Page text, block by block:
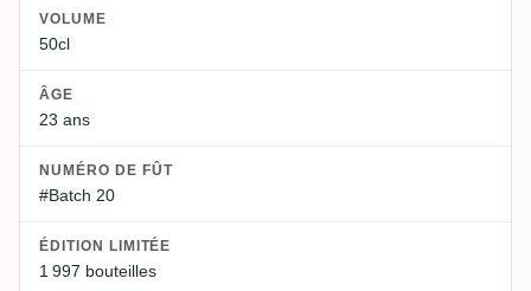
VOLUME
50cl
ÂGE
23 ans
NUMÉRO DE FÛT
#Batch 20
ÉDITION LIMITÉE
1 997 bouteilles